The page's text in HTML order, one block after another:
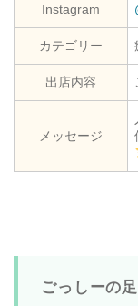
Instagram
カテゴリー
出店内容
メッセージ
ごっしーの